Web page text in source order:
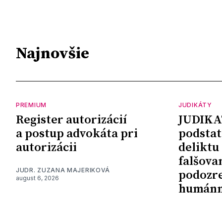
Najnovšie
PREMIUM
Register autorizácií
a postup advokáta pri
autorizácii
JUDR. ZUZANA MAJERIKOVÁ
august 6, 2026
JUDIKÁTY
deliktu